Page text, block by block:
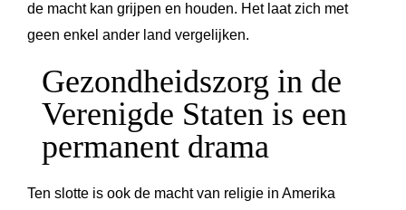
de macht kan grijpen en houden. Het laat zich met
geen enkel ander land vergelijken.
Gezondheidszorg in de
Verenigde Staten is een
permanent drama
Ten slotte is ook de macht van religie in Amerika